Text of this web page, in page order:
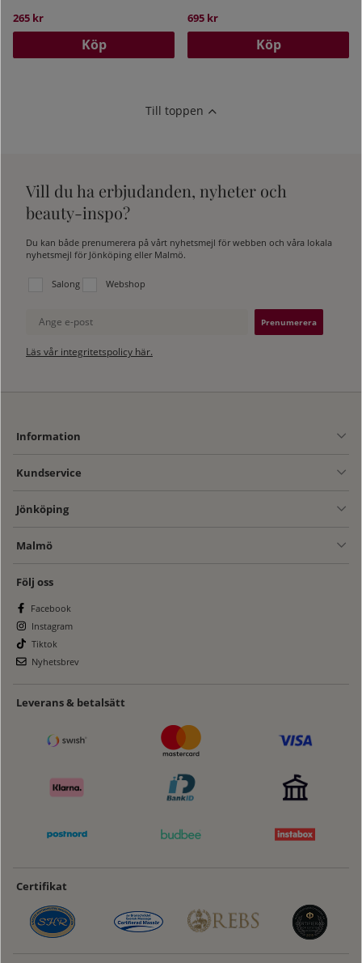
265 kr
Köp
695 kr
Köp
Till toppen
Vill du ha erbjudanden, nyheter och
beauty-inspo?
Du kan både prenumerera på vårt nyhetsmejl för webben och våra lokala
nyhetsmejl för Jönköping eller Malmö.
Välj vilken lista du vill prenumerera på:
Salong Webshop
Ange e-post
Läs vår integritetspolicy här.
Information
Kundservice
Jönköping
Malmö
Följ oss
Facebook
Instagram
Tiktok
Nyhetsbrev
Leverans & betalsätt
Certifikat